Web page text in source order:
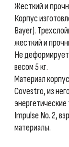
Жесткий и
Корпус
Bayer).
жесткий и
Не
весом 5 кг.
Материал
Covestro, из
Impulse No. 2,
материалы.